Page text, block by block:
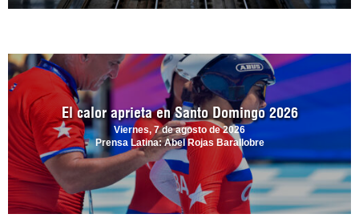
El calor aprieta en Santo Domingo 2026
Viernes, 7 de agosto de 2026
Prensa Latina: Abel Rojas Barallobre